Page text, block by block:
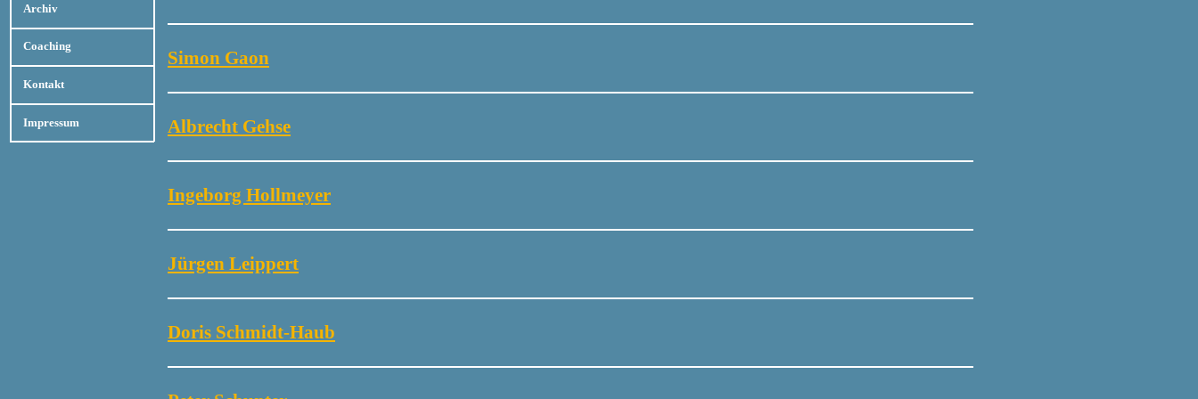
Archiv
Coaching
Kontakt
Impressum
Simon Gaon
Albrecht Gehse
Ingeborg Hollmeyer
Jürgen Leippert
Doris Schmidt-Haub